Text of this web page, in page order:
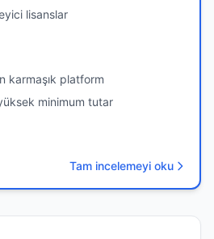
lisanslar
karmaşık platform
minimum tutar
Tam incelemeyi oku